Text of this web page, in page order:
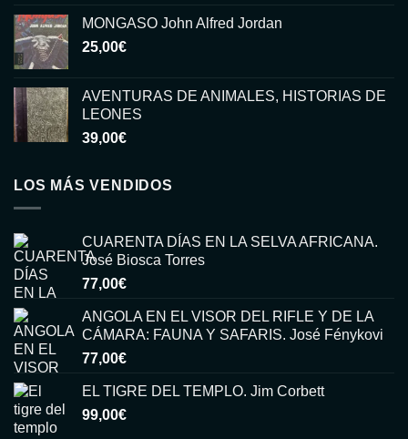
originalactual
MONGASO John Alfred Jordan
25,00€
AVENTURAS DE ANIMALES, HISTORIAS DE
LEONES
39,00€
LOS MÁS VENDIDOS
CUARENTA DÍAS EN LA SELVA AFRICANA.
José Biosca Torres
77,00€
ANGOLA EN EL VISOR DEL RIFLE Y DE LA
CÁMARA: FAUNA Y SAFARIS. José Fénykovi
77,00€
EL TIGRE DEL TEMPLO. Jim Corbett
99,00€